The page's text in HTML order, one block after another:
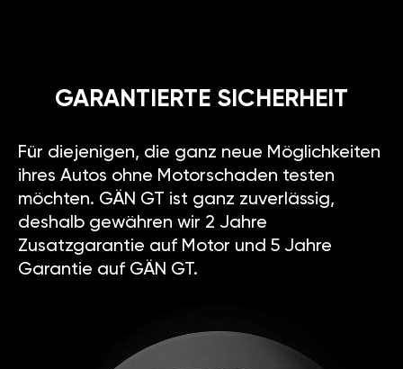
GARANTIERTE SICHERHEIT
Für diejenigen, die ganz neue Möglichkeiten
ihres Autos ohne Motorschaden testen
möchten. GÄN GT ist ganz zuverlässig,
deshalb gewähren wir 2 Jahre
Zusatzgarantie auf Motor und 5 Jahre
Garantie auf GÄN GT.